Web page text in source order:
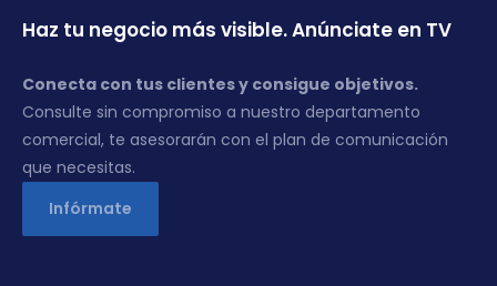
Haz tu negocio más visible. Anúnciate en TV
Conecta con tus clientes y consigue objetivos.
Consulte sin compromiso a nuestro departamento
comercial, te asesorarán con el plan de comunicación
que necesitas.
Infórmate